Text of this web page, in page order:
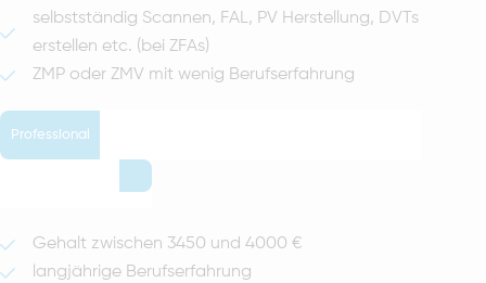
selbstständig Scannen, FAL, PV Herstellung, DVTs
erstellen etc. (bei ZFAs)
ZMP oder ZMV mit wenig Berufserfahrung
Professional
Gehalt zwischen 3450 und 4000 €
langjährige Berufserfahrung